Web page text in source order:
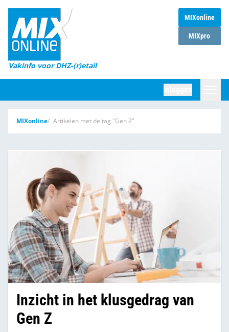
MIXonline
MIXpro
Vakinfo voor DHZ-(r)etail
Home
Magazines
DHZ Sessie
Marktcijfers
Word abonnee
MIXonline Artikelen met de tag "Gen Z"
Inzicht in het klusgedrag van
Gen Z